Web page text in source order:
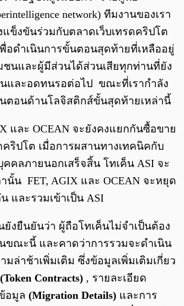
network) ทีมงานของเรา
แข็งขันร่วมกับตลาดเว็บเทรดคริปโต
พื่อดำเนินการขั้นตอนสุดท้ายที่เหลืออยู่
นและผู้มีส่วนได้ส่วนเสียทุกท่านที่ยัง
และอดทนรอต่อไป ขณะที่เรากำลัง
ตอนด้านโลจิสติกส์ขั้นสุดท้ายเหล่านี้
และ OCEAN จะยังคงแยกกันซื้อขาย
คริปโต เมื่อการผสานทางเทคนิคกับ
คลภายนอกเสร็จสิ้น โทเค็น ASI จะ
านั้น FET, AGIX และ OCEAN จะหยุด
และรวมเข้าเป็น ASI
งยืนยันว่า ผู้ถือโทเค็นไม่จำเป็นต้อง
ขณะนี้ และคาดว่าการรวมจะดำเนิน
มล่าช้าเพิ่มเติม ซึ่งข้อมูลเพิ่มเติมเกี่ยว
(Token Contracts) , รายละเอียด
อมูล (Migration Details) และการ